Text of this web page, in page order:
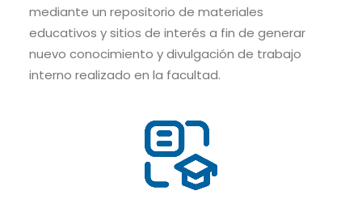
mediante un repositorio de materiales
educativos y sitios de interés a fin de generar
nuevo conocimiento y divulgación de trabajo
interno realizado en la facultad.